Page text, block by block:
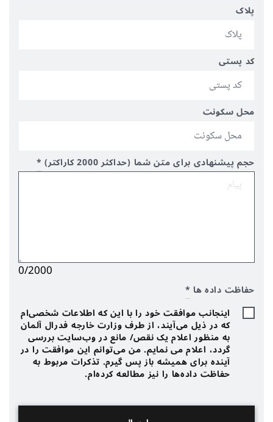
پلاک
کد پستی
محل سکونت
حجم پیشنهادی برای متن شما (حداکثر 2000 کاراکتر) *
0/2000
حفاظت داده ها *
اینجانب موافقت خود را با این که اطلاعات شخصی‌ام
که در ذیل می‌آیند، از طرف وزارت خارجه فدرال آلمان
به منظور اعلام یک نقص/ مانع در وب‌سایت بررسی
گردد، اعلام می نمایم. من می‌توانم این موافقت را در
آینده برای همیشه باز پس گیرم. تذکرات مربوط به
حفاظت داده‌ها را نیز مطالعه کرده‌ام.